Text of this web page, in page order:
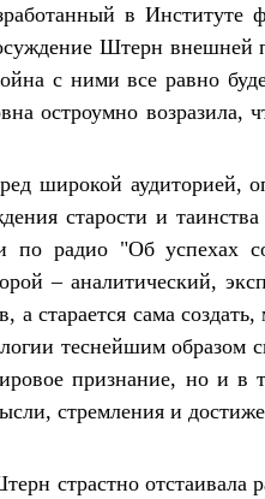
в Институте
Штерн внешней
с ними все равно
остроумно возразила,
широкой аудиторией,
старости и
радио "Об успехах
– аналитический,
старается сама
теснейшим образом
признание, но и
стремления и
страстно отстаивала